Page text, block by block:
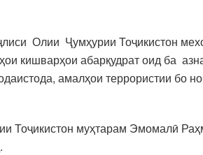
Олии Ҷумҳурии Тоҷикистон
кишварҳои абарқудрат оид ба
амалҳои террористии бо
Тоҷикистон муҳтарам Эмомалӣ